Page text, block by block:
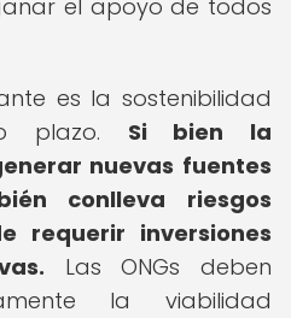
el apoyo de todos
es la sostenibilidad
plazo. Si bien la
nuevas fuentes
conlleva riesgos
requerir inversiones
Las ONGs deben
la viabilidad